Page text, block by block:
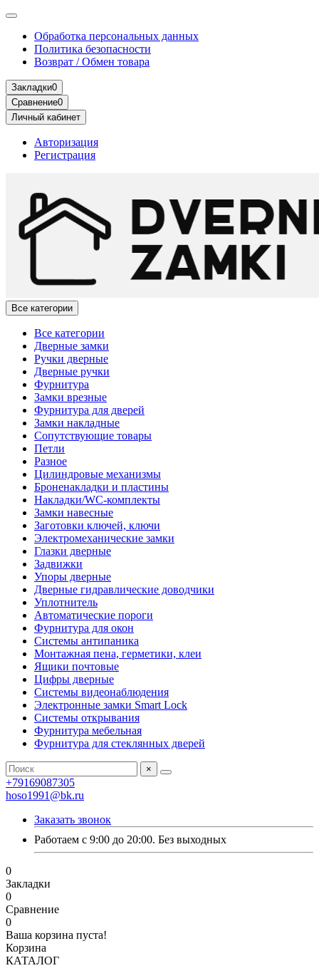
Обработка персональных данных
Политика безопасности
Возврат / Обмен товара
Закладки0
Сравнение0
Личный кабинет
Авторизация
Регистрация
Все категории
Все категории
Дверные замки
Ручки дверные
Дверные ручки
Фурнитура
Замки врезные
Фурнитура для дверей
Замки накладные
Сопутствующие товары
Петли
Разное
Цилиндровые механизмы
Броненакладки и пластины
Накладки/WC-комплекты
Замки навесные
Заготовки ключей, ключи
Электромеханические замки
Глазки дверные
Задвижки
Упоры дверные
Дверные гидравлические доводчики
Уплотнитель
Автоматические пороги
Фурнитура для окон
Системы антипаника
Монтажная пена, герметики, клеи
Ящики почтовые
Цифры дверные
Системы видеонаблюдения
Электронные замки Smart Lock
Системы открывания
Фурнитура мебельная
Фурнитура для стеклянных дверей
×
+79169087305
hoso1991@bk.ru
Заказать звонок
Работаем с 9:00 до 20:00. Без выходных
0
Закладки
0
Сравнение
0
Ваша корзина пуста!
Корзина
КАТАЛОГ